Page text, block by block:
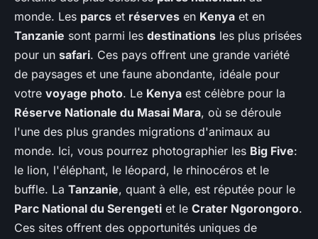
monde. Les parcs et réserves en Kenya et en
Tanzanie sont parmi les destinations les plus prisées
pour un safari. Ces pays offrent une grande variété
de paysages et une faune abondante, idéale pour
votre voyage photo. Le Kenya est célèbre pour la
Réserve Nationale du Masai Mara, où se déroule
l'une des plus grandes migrations d'animaux au
monde. Ici, vous pourrez photographier les Big Five:
le lion, l'éléphant, le léopard, le rhinocéros et le
buffle. La Tanzanie, quant à elle, est réputée pour le
Parc National du Serengeti et le Crater Ngorongoro.
Ces sites offrent des opportunités uniques de